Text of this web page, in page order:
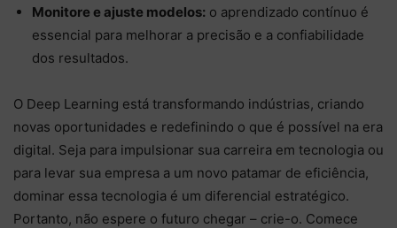
Monitore e ajuste modelos: o aprendizado contínuo é
essencial para melhorar a precisão e a confiabilidade
dos resultados.
O Deep Learning está transformando indústrias, criando
novas oportunidades e redefinindo o que é possível na era
digital. Seja para impulsionar sua carreira em tecnologia ou
para levar sua empresa a um novo patamar de eficiência,
dominar essa tecnologia é um diferencial estratégico.
Portanto, não espere o futuro chegar – crie-o. Comece